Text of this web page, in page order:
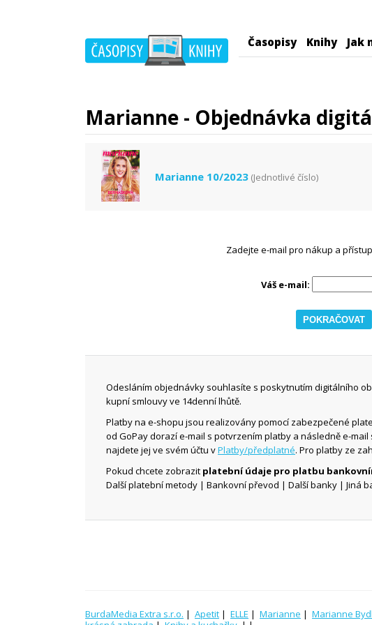
Časopisy Knihy Jak
Marianne - Objednávka
Marianne 10/2023 (Jednotlivé číslo)
Zadejte e-mail pro nákup a
Váš e-mail:
Odesláním objednávky souhlasíte s poskytnutím digitálního
kupní smlouvy ve 14denní lhůtě.
Platby na e-shopu jsou realizovány pomocí zabezpečené
od GoPay dorazí e-mail s potvrzením platby a následně e-
najdete jej ve svém účtu vPlatby/předplatné. Pro platby ze
Pokud chcete zobrazit platební údaje pro platbu
Další platební metody | Bankovní převod | Další banky | Jiná
BurdaMedia Extra s.r.o. | Apetit | ELLE | Marianne | Marianne